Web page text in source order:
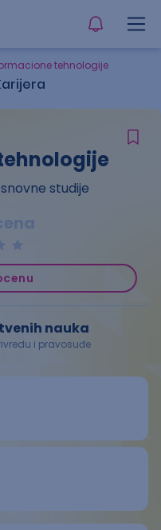
tehnologije
studije
nauka
i pravosuđe